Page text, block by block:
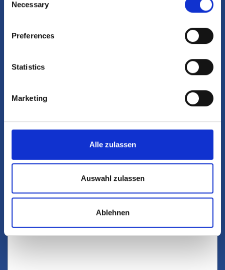
gesammelt haben.
Selection
Necessary
Preferences
Statistics
Marketing
Alle zulassen
Auswahl zulassen
Ablehnen
Gerne beantworten wir alle Ihre Fragen. Nehmen Sie